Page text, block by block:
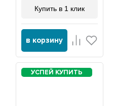
Купить в 1 клик
в корзину